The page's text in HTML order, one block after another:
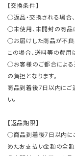
【交換条件】
○返品・交換される場合
○未使用、未開封の商品
○お届けした商品が不良
この場合、送料等の費用
○お客様のご都合による
の負担となります。
商品到着後7日以内にご
い。
【返品期限】
○商品到着後7日以内に
めたお支払い金額の全額